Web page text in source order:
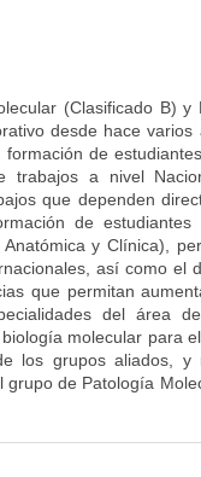
(Clasificado B) y
desde hace
formación de
trabajos a nivel
que dependen
de
Anatómica y Clínica),
así como el
que permitan
del área
molecular para
los grupos aliados,
grupo de Patología